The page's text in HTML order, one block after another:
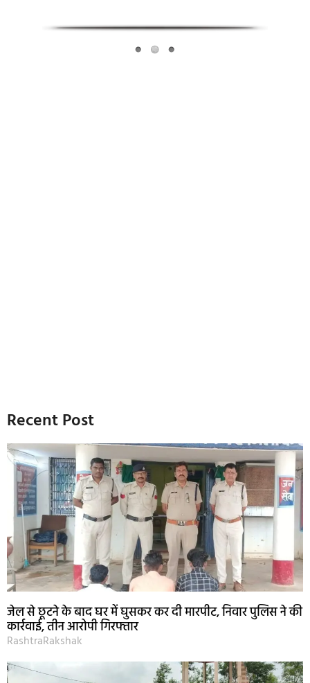
Recent Post
जेल से छूटने के बाद घर में घुसकर कर दी मारपीट, निवार पुलिस ने की
कार्रवाई, तीन आरोपी गिरफ्तार
RashtraRakshak